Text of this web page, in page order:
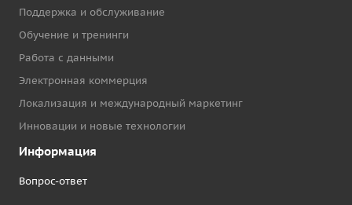
Поддержка и обслуживание
Обучение и тренинги
Работа с данными
Электронная коммерция
Локализация и международный маркетинг
Инновации и новые технологии
Информация
Вопрос-ответ